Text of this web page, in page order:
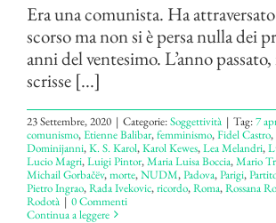
Era una comunista. Ha
scorso ma non si è persa nulla dei
anni del ventesimo. L’anno
scrisse [...]
23 Settembre, 2020 | Categorie:Soggettività | Tag:7
comunismo,Etienne Balibar,femminismo,Fidel Castro,
Dominijanni,K. S. Karol,Karol Kewes,Lea Melandri,
Lucio Magri,Luigi Pintor,Maria Luisa Boccia,Mario
Michail Gorbačëv,morte,NUDM,Padova,Parigi,
Pietro Ingrao,Rada Ivekovic,ricordo,Roma,Rossana
Rodotà | 0 Commenti
Continua a leggere